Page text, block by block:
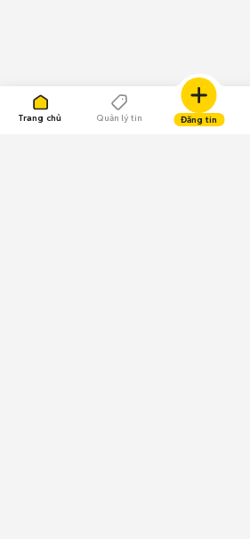
Trang chủ Quản lý tin Đăng tin